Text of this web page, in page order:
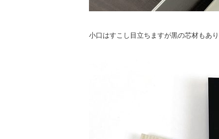
小口はすこし目立ちますが黒の芯材もあ